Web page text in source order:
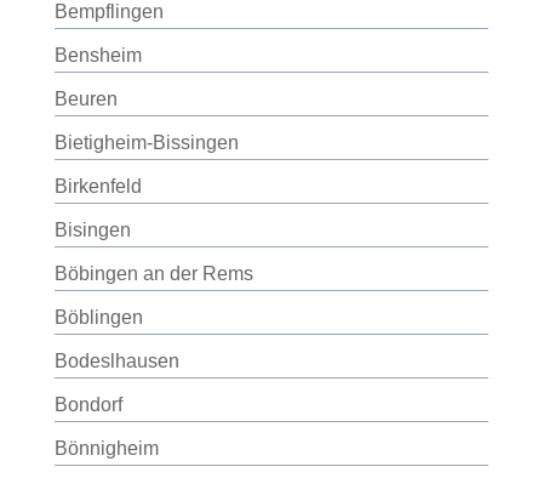
Bempflingen
Bensheim
Beuren
Bietigheim-Bissingen
Birkenfeld
Bisingen
Böbingen an der Rems
Böblingen
Bodeslhausen
Bondorf
Bönnigheim